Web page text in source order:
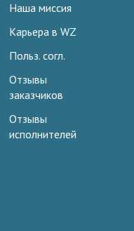
Наша миссия
Карьера в WZ
Польз. согл.
Отзывы
заказчиков
Отзывы
исполнителей